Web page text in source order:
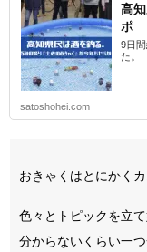
高
ポ
9日
た。
satoshohei.com
おきゃくはとにかく
色々とトピックを立
分からないくらい一つ